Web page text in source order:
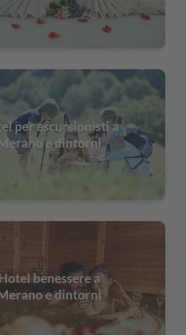
per escursionisti a
e dintorni
benessere a
e dintorni